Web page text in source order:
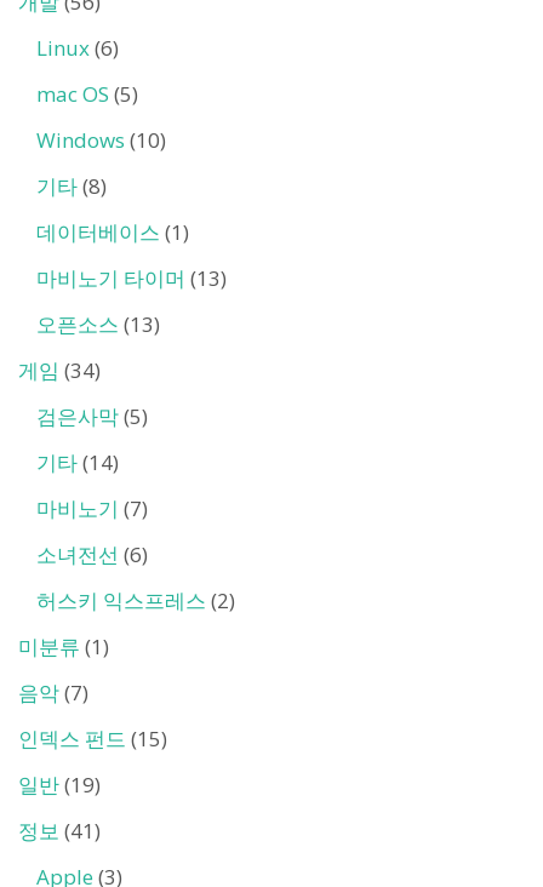
Linux(6)
mac OS (5)
Windows (10)
기타(8)
데이터베이스 (1)
마비노기 타이머 (13)
오픈소스 (13)
게임 (34)
검은사막(5)
기타(14)
마비노기 (7)
소녀전선 (6)
허스키 익스프레스 (2)
미분류 (1)
음악(7)
인덱스 펀드 (15)
일반(19)
정보 (41)
Apple (3)